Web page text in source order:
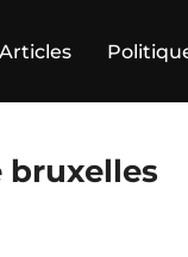
Articles